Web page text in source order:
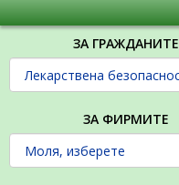
ЗА ГРАЖДАНИТЕ
ЗА ФИРМИТЕ